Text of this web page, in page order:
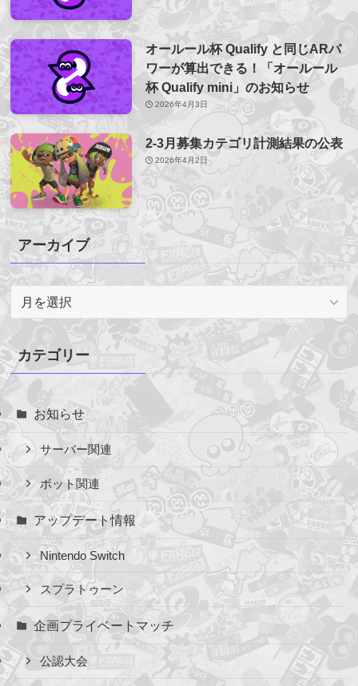
オールール杯 Qualify と同じARパ
ワーが算出できる！「オールール
杯 Qualify mini」のお知らせ
2026年4月3日
2-3月募集カテゴリ計測結果の公表
2026年4月2日
アーカイブ
イ
ブ
カテゴリー
お知らせ
サーバー関連
ボット関連
アップデート情報
Nintendo Switch
スプラトゥーン
企画プライベートマッチ
公認大会